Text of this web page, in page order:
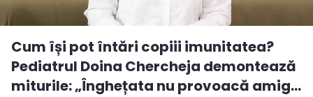
Cum își pot întări copiii imunitatea?
Pediatrul Doina Chercheja demontează
miturile: „Înghețata nu provoacă amig...